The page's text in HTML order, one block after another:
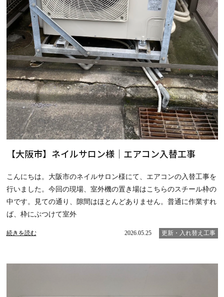
【大阪市】ネイルサロン様｜エアコン入替工事
こんにちは。大阪市のネイルサロン様にて、エアコンの入替工事を
行いました。今回の現場、室外機の置き場はこちらのスチール枠の
中です。見ての通り、隙間はほとんどありません。普通に作業すれ
ば、枠にぶつけて室外
続きを読む 2026.05.25 更新・入れ替え工事